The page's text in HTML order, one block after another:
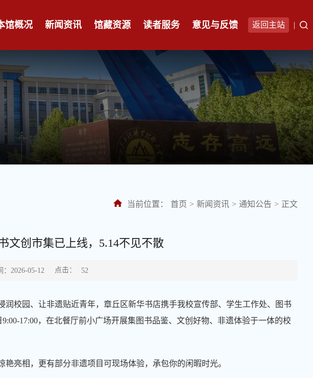
馆概况 新闻资讯 馆藏资源 读者服务 意见与反馈 返回主站 |
当前位置： 首页 > 新闻资讯 > 通知公告 > 正文
文创市集已上线，5.14不见不散
：2026-05-12 点击： 52
校园、让非遗贴近青年，章丘区新华书店携手我校宣传部、学生工作处、图书
17:00，在北餐厅前小广场开展集图书品鉴、文创好物、非遗体验于一体的校
亮相，更有部分非遗项目可现场体验，承包你的闲暇时光。